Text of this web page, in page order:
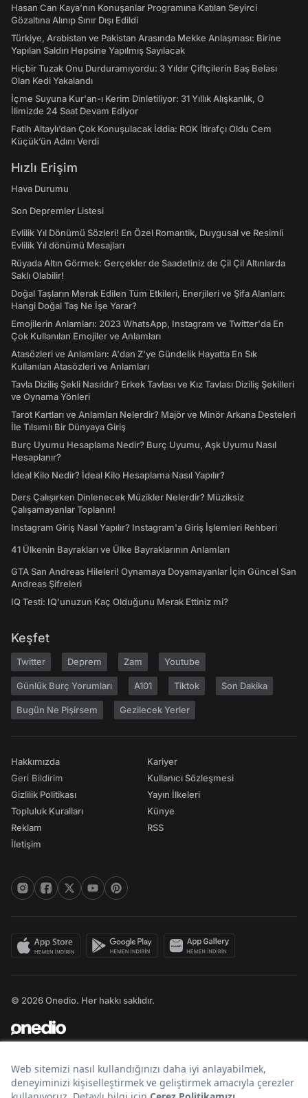
Hasan Can Kaya’nın Konuşanlar Programına Katılan Seyirci
Gözaltına Alınıp Sınır Dışı Edildi
Türkiye, Arabistan ve Pakistan Arasında Mekke Anlaşması: Birine
Yapılan Saldırı Hepsine Yapılmış Sayılacak
Hiçbir Tuzak Onu Durduramıyordu: 3 Yıldır Çiftçilerin Baş Belası
Olan Kedi Yakalandı
İçme Suyuna Kur'an-ı Kerim Dinletiliyor: 31 Yıllık Alışkanlık, O
İlimizde 24 Saat Devam Ediyor
Fatih Altaylı’dan Çok Konuşulacak İddia: ROK İtirafçı Oldu Cem
Küçük’ün Adını Verdi
Hızlı Erişim
Hava Durumu
Son Depremler Listesi
Evlilik Yıl Dönümü Sözleri! En Özel Romantik, Duygusal ve Resimli
Evlilik Yıl dönümü Mesajları
Rüyada Altın Görmek: Gerçekler de Saadetiniz de Çil Çil Altınlarda
Saklı Olabilir!
Doğal Taşların Merak Edilen Tüm Etkileri, Enerjileri ve Şifa Alanları:
Hangi Doğal Taş Ne İşe Yarar?
Emojilerin Anlamları: 2023 WhatsApp, Instagram ve Twitter'da En
Çok Kullanılan Emojiler ve Anlamları
Atasözleri ve Anlamları: A'dan Z'ye Gündelik Hayatta En Sık
Kullanılan Atasözleri ve Anlamları
Tavla Diziliş Şekli Nasıldır? Erkek Tavlası ve Kız Tavlası Diziliş Şekilleri
ve Oynama Yönleri
Tarot Kartları ve Anlamları Nelerdir? Majör ve Minör Arkana Desteleri
İle Tılsımlı Bir Dünyaya Giriş
Burç Uyumu Hesaplama Nedir? Burç Uyumu, Aşk Uyumu Nasıl
Hesaplanır?
İdeal Kilo Nedir? İdeal Kilo Hesaplama Nasıl Yapılır?
Ders Çalışırken Dinlenecek Müzikler Nelerdir? Müziksiz
Çalışamayanlar Toplanın!
Instagram Giriş Nasıl Yapılır? Instagram'a Giriş İşlemleri Rehberi
41 Ülkenin Bayrakları ve Ülke Bayraklarının Anlamları
GTA San Andreas Hileleri! Oynamaya Doyamayanlar İçin Güncel San
Andreas Şifreleri
IQ Testi: IQ'unuzun Kaç Olduğunu Merak Ettiniz mi?
Keşfet
Twitter Deprem Zam Youtube
Günlük Burç Yorumları A101 Tiktok Son Dakika
Bugün Ne Pişirsem Gezilecek Yerler
Hakkımızda
Geri Bildirim
Gizlilik Politikası
Topluluk Kuralları
Reklam
İletişim
Kariyer
Kullanıcı Sözleşmesi
Yayın İlkeleri
Künye
RSS
© 2026 Onedio. Her hakkı saklıdır.
Bir markasıdır.